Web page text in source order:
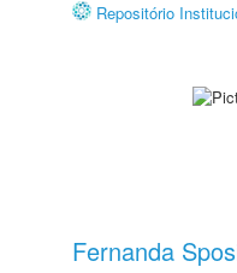
Repositório
Fernanda